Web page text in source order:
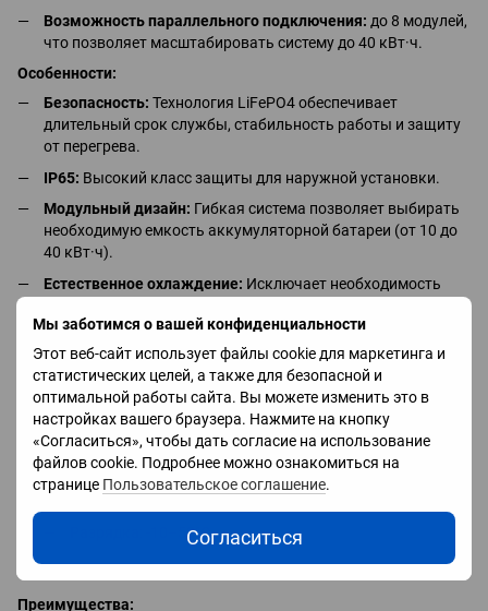
Мы заботимся о вашей конфиденциальности
Этот веб-сайт использует файлы cookie для маркетинга и
статистических целей, а также для безопасной и
оптимальной работы сайта. Вы можете изменить это в
настройках вашего браузера. Нажмите на кнопку
«Согласиться», чтобы дать согласие на использование
файлов cookie. Подробнее можно ознакомиться на
странице Пользовательское соглашение.
Согласиться
Возможность параллельного подключения: до 8 модулей,
что позволяет масштабировать систему до 40 кВт·ч.
Особенности:
Безопасность: Технология LiFePO4 обеспечивает
длительный срок службы, стабильность работы и защиту
от перегрева.
IP65: Высокий класс защиты для наружной установки.
Модульный дизайн: Гибкая система позволяет выбирать
необходимую емкость аккумуляторной батареи (от 10 до
40 кВт·ч).
Естественное охлаждение: Исключает необходимость
Поддержка связи через CAN для работы с
современными инверторами.
Физические параметры:
Размеры: 330 x 730 x 210 мм.
Вес:45.7 кг.
Рабочая температура:
Разрядка: -10–50°C.
Преимущества: